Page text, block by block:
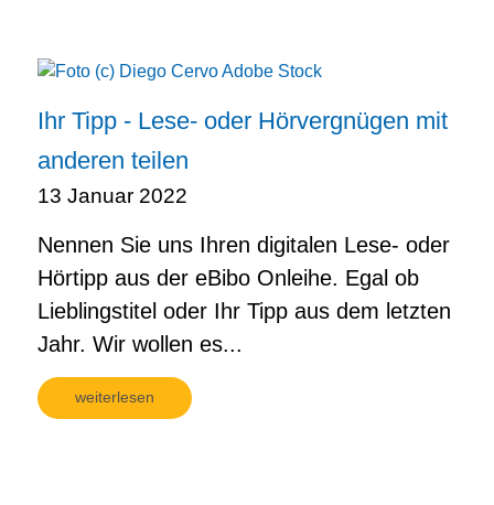
Ihr Tipp - Lese- oder Hörvergnügen mit
anderen teilen
13 Januar 2022
Nennen Sie uns Ihren digitalen Lese- oder
Hörtipp aus der eBibo Onleihe. Egal ob
Lieblingstitel oder Ihr Tipp aus dem letzten
Jahr. Wir wollen es...
weiterlesen